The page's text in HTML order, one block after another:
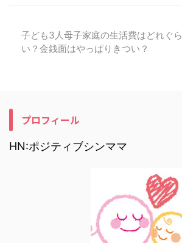
子ども3人母子家庭の生活費はどれぐら
い？金銭面はやっぱりきつい？
プロフィール
HN:ポジティブシンママ